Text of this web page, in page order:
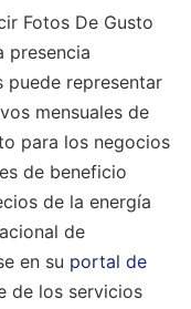
Fotos De Gusto
presencia
representar
mensuales de
para los negocios
de beneficio
de la energía
de
en su portal de
de los servicios